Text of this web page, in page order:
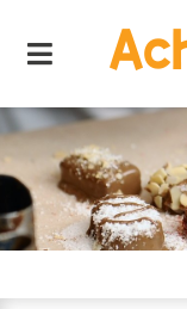
Menu